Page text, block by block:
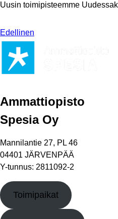
Uusin toimipisteemme
Edellinen
Ammattiopisto
Spesia Oy
Mannilantie 27, PL 46
04401 JÄRVENPÄÄ
Y-tunnus: 2811092-2
Toimipaikat